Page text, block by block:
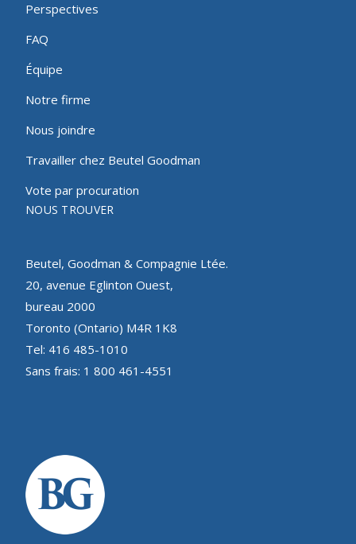
Perspectives
FAQ
Équipe
Notre firme
Nous joindre
Travailler chez Beutel Goodman
Vote par procuration
NOUS TROUVER
Beutel, Goodman & Compagnie Ltée.
20, avenue Eglinton Ouest,
bureau 2000
Toronto (Ontario) M4R 1K8
Tel: 416 485-1010
Sans frais: 1 800 461-4551